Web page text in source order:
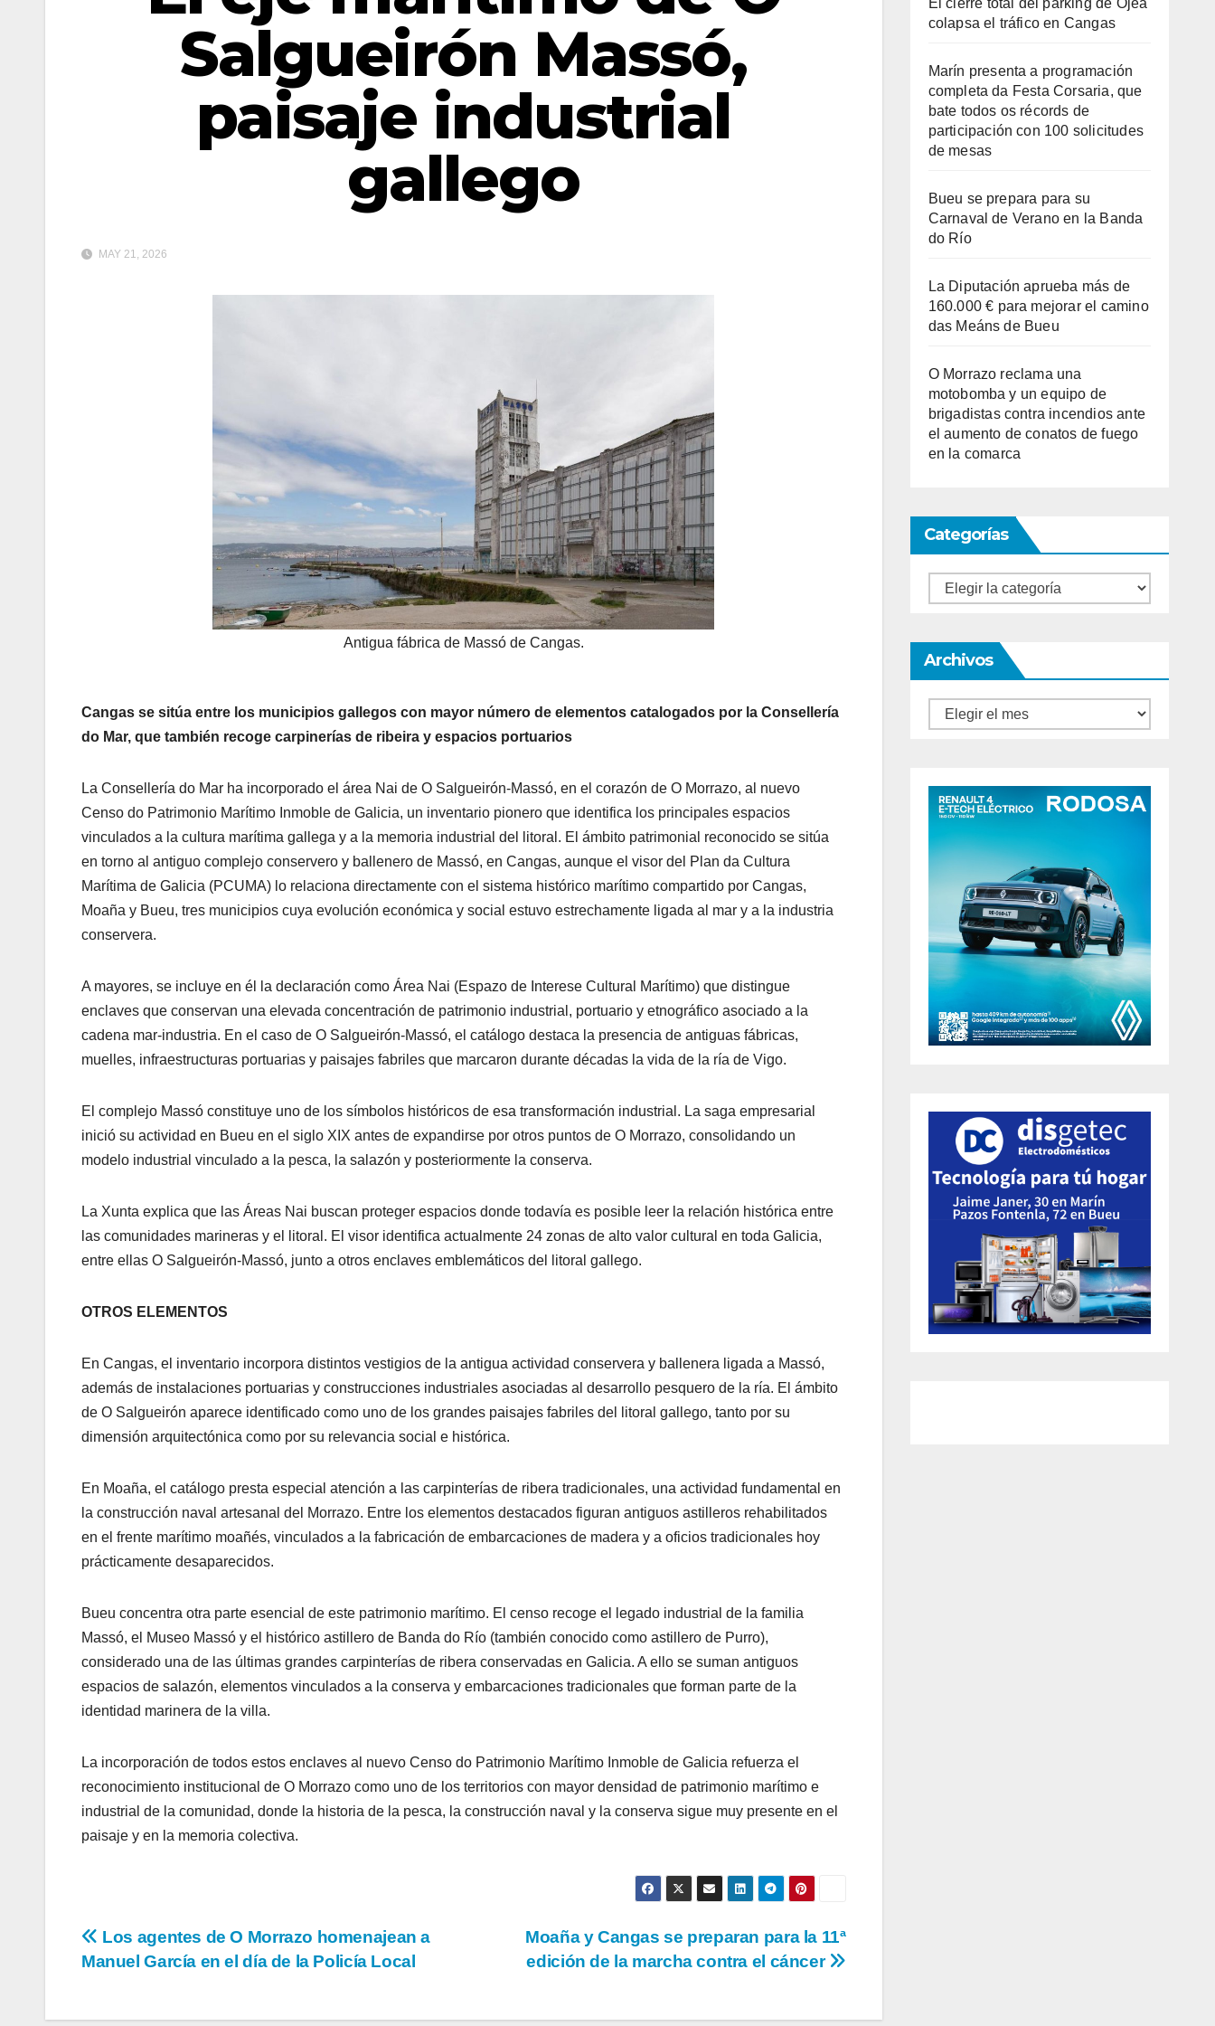
Salgueirón Massó,
paisaje industrial
gallego
MAY 21, 2026
Antigua fábrica de Massó de Cangas.
Cangas se sitúa entre los municipios gallegos con mayor número de elementos catalogados por la Consellería
do Mar, que también recoge carpinerías de ribeira y espacios portuarios
La Consellería do Mar ha incorporado el área Nai de O Salgueirón-Massó, en el corazón de O Morrazo, al nuevo
Censo do Patrimonio Marítimo Inmoble de Galicia, un inventario pionero que identifica los principales espacios
vinculados a la cultura marítima gallega y a la memoria industrial del litoral. El ámbito patrimonial reconocido se sitúa
en torno al antiguo complejo conservero y ballenero de Massó, en Cangas, aunque el visor del Plan da Cultura
Marítima de Galicia (PCUMA) lo relaciona directamente con el sistema histórico marítimo compartido por Cangas,
Moaña y Bueu, tres municipios cuya evolución económica y social estuvo estrechamente ligada al mar y a la industria
conservera.
A mayores, se incluye en él la declaración como Área Nai (Espazo de Interese Cultural Marítimo) que distingue
enclaves que conservan una elevada concentración de patrimonio industrial, portuario y etnográfico asociado a la
cadena mar-industria. En el caso de O Salgueirón-Massó, el catálogo destaca la presencia de antiguas fábricas,
muelles, infraestructuras portuarias y paisajes fabriles que marcaron durante décadas la vida de la ría de Vigo.
El complejo Massó constituye uno de los símbolos históricos de esa transformación industrial. La saga empresarial
inició su actividad en Bueu en el siglo XIX antes de expandirse por otros puntos de O Morrazo, consolidando un
modelo industrial vinculado a la pesca, la salazón y posteriormente la conserva.
La Xunta explica que las Áreas Nai buscan proteger espacios donde todavía es posible leer la relación histórica entre
las comunidades marineras y el litoral. El visor identifica actualmente 24 zonas de alto valor cultural en toda Galicia,
entre ellas O Salgueirón-Massó, junto a otros enclaves emblemáticos del litoral gallego.
OTROS ELEMENTOS
En Cangas, el inventario incorpora distintos vestigios de la antigua actividad conservera y ballenera ligada a Massó,
además de instalaciones portuarias y construcciones industriales asociadas al desarrollo pesquero de la ría. El ámbito
de O Salgueirón aparece identificado como uno de los grandes paisajes fabriles del litoral gallego, tanto por su
dimensión arquitectónica como por su relevancia social e histórica.
En Moaña, el catálogo presta especial atención a las carpinterías de ribera tradicionales, una actividad fundamental en
la construcción naval artesanal del Morrazo. Entre los elementos destacados figuran antiguos astilleros rehabilitados
en el frente marítimo moañés, vinculados a la fabricación de embarcaciones de madera y a oficios tradicionales hoy
prácticamente desaparecidos.
Bueu concentra otra parte esencial de este patrimonio marítimo. El censo recoge el legado industrial de la familia
Massó, el Museo Massó y el histórico astillero de Banda do Río (también conocido como astillero de Purro),
considerado una de las últimas grandes carpinterías de ribera conservadas en Galicia. A ello se suman antiguos
espacios de salazón, elementos vinculados a la conserva y embarcaciones tradicionales que forman parte de la
identidad marinera de la villa.
La incorporación de todos estos enclaves al nuevo Censo do Patrimonio Marítimo Inmoble de Galicia refuerza el
reconocimiento institucional de O Morrazo como uno de los territorios con mayor densidad de patrimonio marítimo e
industrial de la comunidad, donde la historia de la pesca, la construcción naval y la conserva sigue muy presente en el
paisaje y en la memoria colectiva.
Navegación
entradas
Moaña y Cangas se preparan para la 11ª
edición de la marcha contra el cáncer
Los agentes de O Morrazo homenajean a
Manuel García en el día de la Policía Local
colapsa el tráfico en Cangas
Marín presenta a programación
completa da Festa Corsaria, que
bate todos os récords de
participación con 100 solicitudes
de mesas
Bueu se prepara para su
Carnaval de Verano en la Banda
do Río
La Diputación aprueba más de
160.000 € para mejorar el camino
das Meáns de Bueu
O Morrazo reclama una
motobomba y un equipo de
brigadistas contra incendios ante
el aumento de conatos de fuego
en la comarca
Categorías
Categorías
Archivos
Archivos